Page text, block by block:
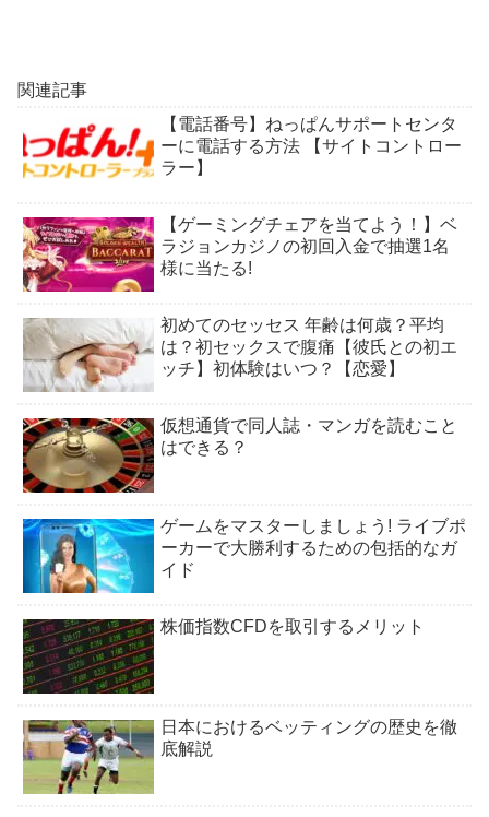
関連記事
【電話番号】ねっぱんサポートセンタ
ーに電話する方法 【サイトコントロー
ラー】
【ゲーミングチェアを当てよう！】ベ
ラジョンカジノの初回入金で抽選1名
様に当たる!
初めてのセッセス 年齢は何歳？平均
は？初セックスで腹痛【彼氏との初エ
ッチ】初体験はいつ？【恋愛】
仮想通貨で同人誌・マンガを読むこと
はできる？
ゲームをマスターしましょう! ライブポ
ーカーで大勝利するための包括的なガ
イド
株価指数CFDを取引するメリット
日本におけるベッティングの歴史を徹
底解説